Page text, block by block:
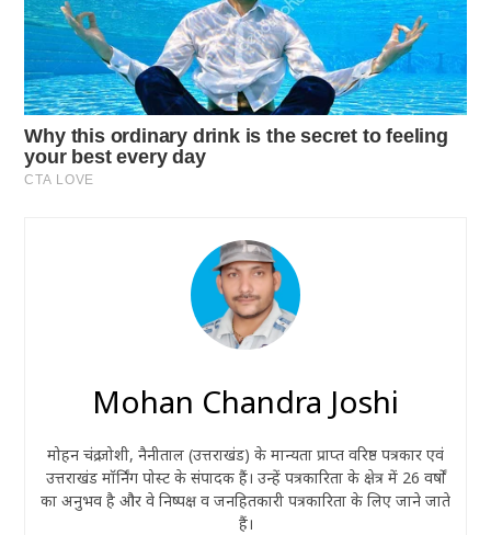
Mohan Chandra Joshi
मोहन चंद्र जोशी, नैनीताल (उत्तराखंड) के मान्यता प्राप्त वरिष्ठ पत्रकार एवं
उत्तराखंड मॉर्निंग पोस्ट के संपादक हैं। उन्हें पत्रकारिता के क्षेत्र में 26 वर्षों
का अनुभव है और वे निष्पक्ष व जनहितकारी पत्रकारिता के लिए जाने जाते
हैं।